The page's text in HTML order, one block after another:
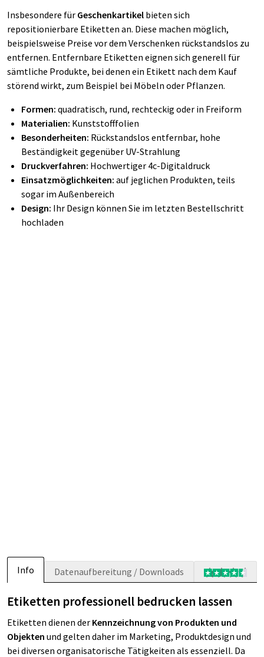
Insbesondere für Geschenkartikel bieten sich
repositionierbare Etiketten an. Diese machen möglich,
beispielsweise Preise vor dem Verschenken rückstandslos zu
entfernen. Entfernbare Etiketten eignen sich generell für
sämtliche Produkte, bei denen ein Etikett nach dem Kauf
störend wirkt, zum Beispiel bei Möbeln oder Pflanzen.
Formen: quadratisch, rund, rechteckig oder in Freiform
Materialien: Kunststofffolien
Besonderheiten: Rückstandslos entfernbar, hohe
Beständigkeit gegenüber UV-Strahlung
Druckverfahren: Hochwertiger 4c-Digitaldruck
Einsatzmöglichkeiten: auf jeglichen Produkten, teils
sogar im Außenbereich
Design: Ihr Design können Sie im letzten Bestellschritt
hochladen
Info Datenaufbereitung / Downloads
Etiketten professionell bedrucken lassen
Etiketten dienen der Kennzeichnung von Produkten und
Objekten und gelten daher im Marketing, Produktdesign und
bei diversen organisatorische Tätigkeiten als essenziell. Da